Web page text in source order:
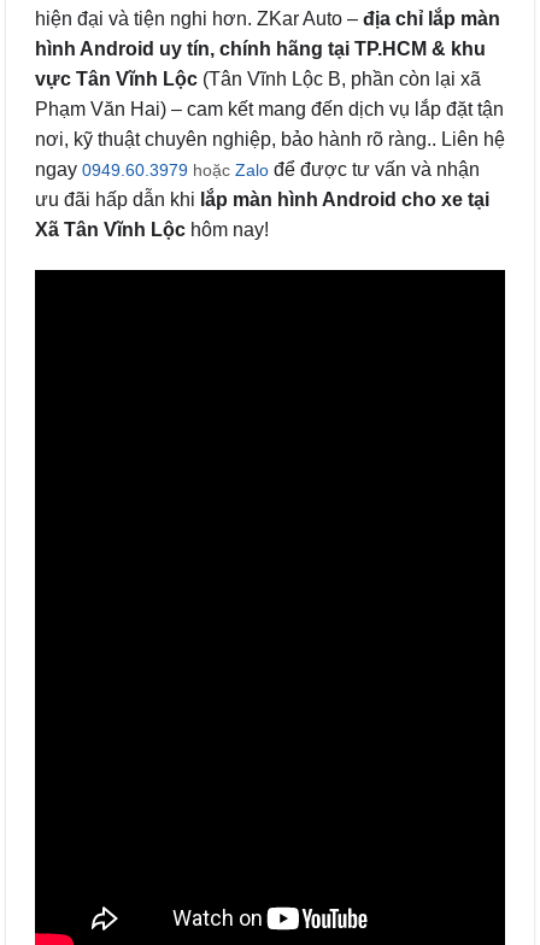
hiện đại và tiện nghi hơn. ZKar Auto – địa chỉ lắp màn
hình Android uy tín, chính hãng tại TP.HCM & khu
vực Tân Vĩnh Lộc (Tân Vĩnh Lộc B, phần còn lại xã
Phạm Văn Hai) – cam kết mang đến dịch vụ lắp đặt tận
nơi, kỹ thuật chuyên nghiệp, bảo hành rõ ràng.. Liên hệ
ngay 0949.60.3979 hoặc Zalo để được tư vấn và nhận
ưu đãi hấp dẫn khi lắp màn hình Android cho xe tại
Xã Tân Vĩnh Lộc hôm nay!